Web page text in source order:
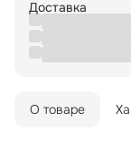
Доставка
О товаре